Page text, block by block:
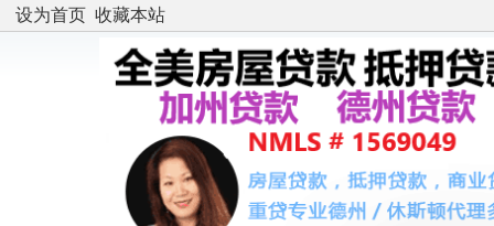
设为首页 收藏本站